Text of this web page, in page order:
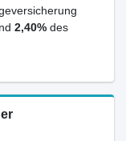
2,40% des